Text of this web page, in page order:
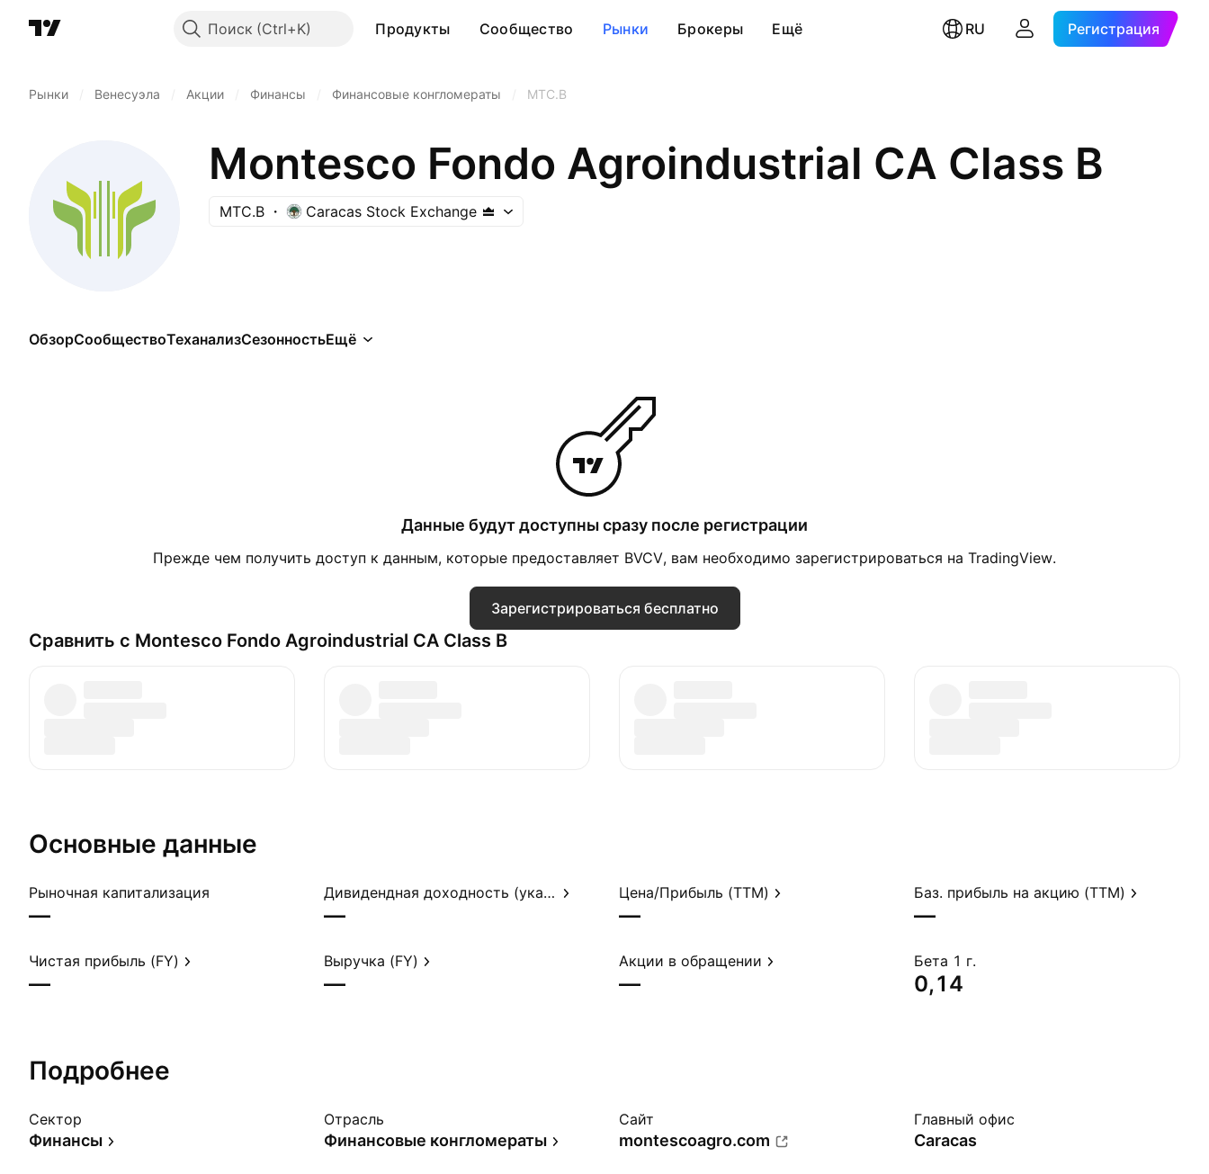
Поиск Продукты Сообщество Рынки Брокеры Ещё RU Регистрация
Рынки Венесуэла Акции Финансы Финансовые конгломераты MTC.B
Montesco Fondo Agroindustrial CA Class B
MTC.B Caracas Stock Exchange
ОбзорСообществоТеханализСезонностьЕщё
Данные будут доступны сразу после регистрации
Прежде чем получить доступ к данным, которые предоставляет BVCV, вам необходимо зарегистрироваться на TradingView.
Зарегистрироваться бесплатно
Сравнить с Montesco Fondo Agroindustrial CA Class B
Основные данные
Рыночная капитализация
—
Дивидендная доходность (указ.)
—
Цена/Прибыль (TTM)
—
Баз. прибыль на акцию (TTM)
—
Чистая прибыль (FY)
—
Выручка (FY)
—
Акции в обращении
—
Бета 1 г.
0,14
Подробнее
Сектор
Финансы
Отрасль
Финансовые конгломераты
Сайт
montescoagro.com
Главный офис
Caracas